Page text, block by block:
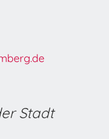
Stadt